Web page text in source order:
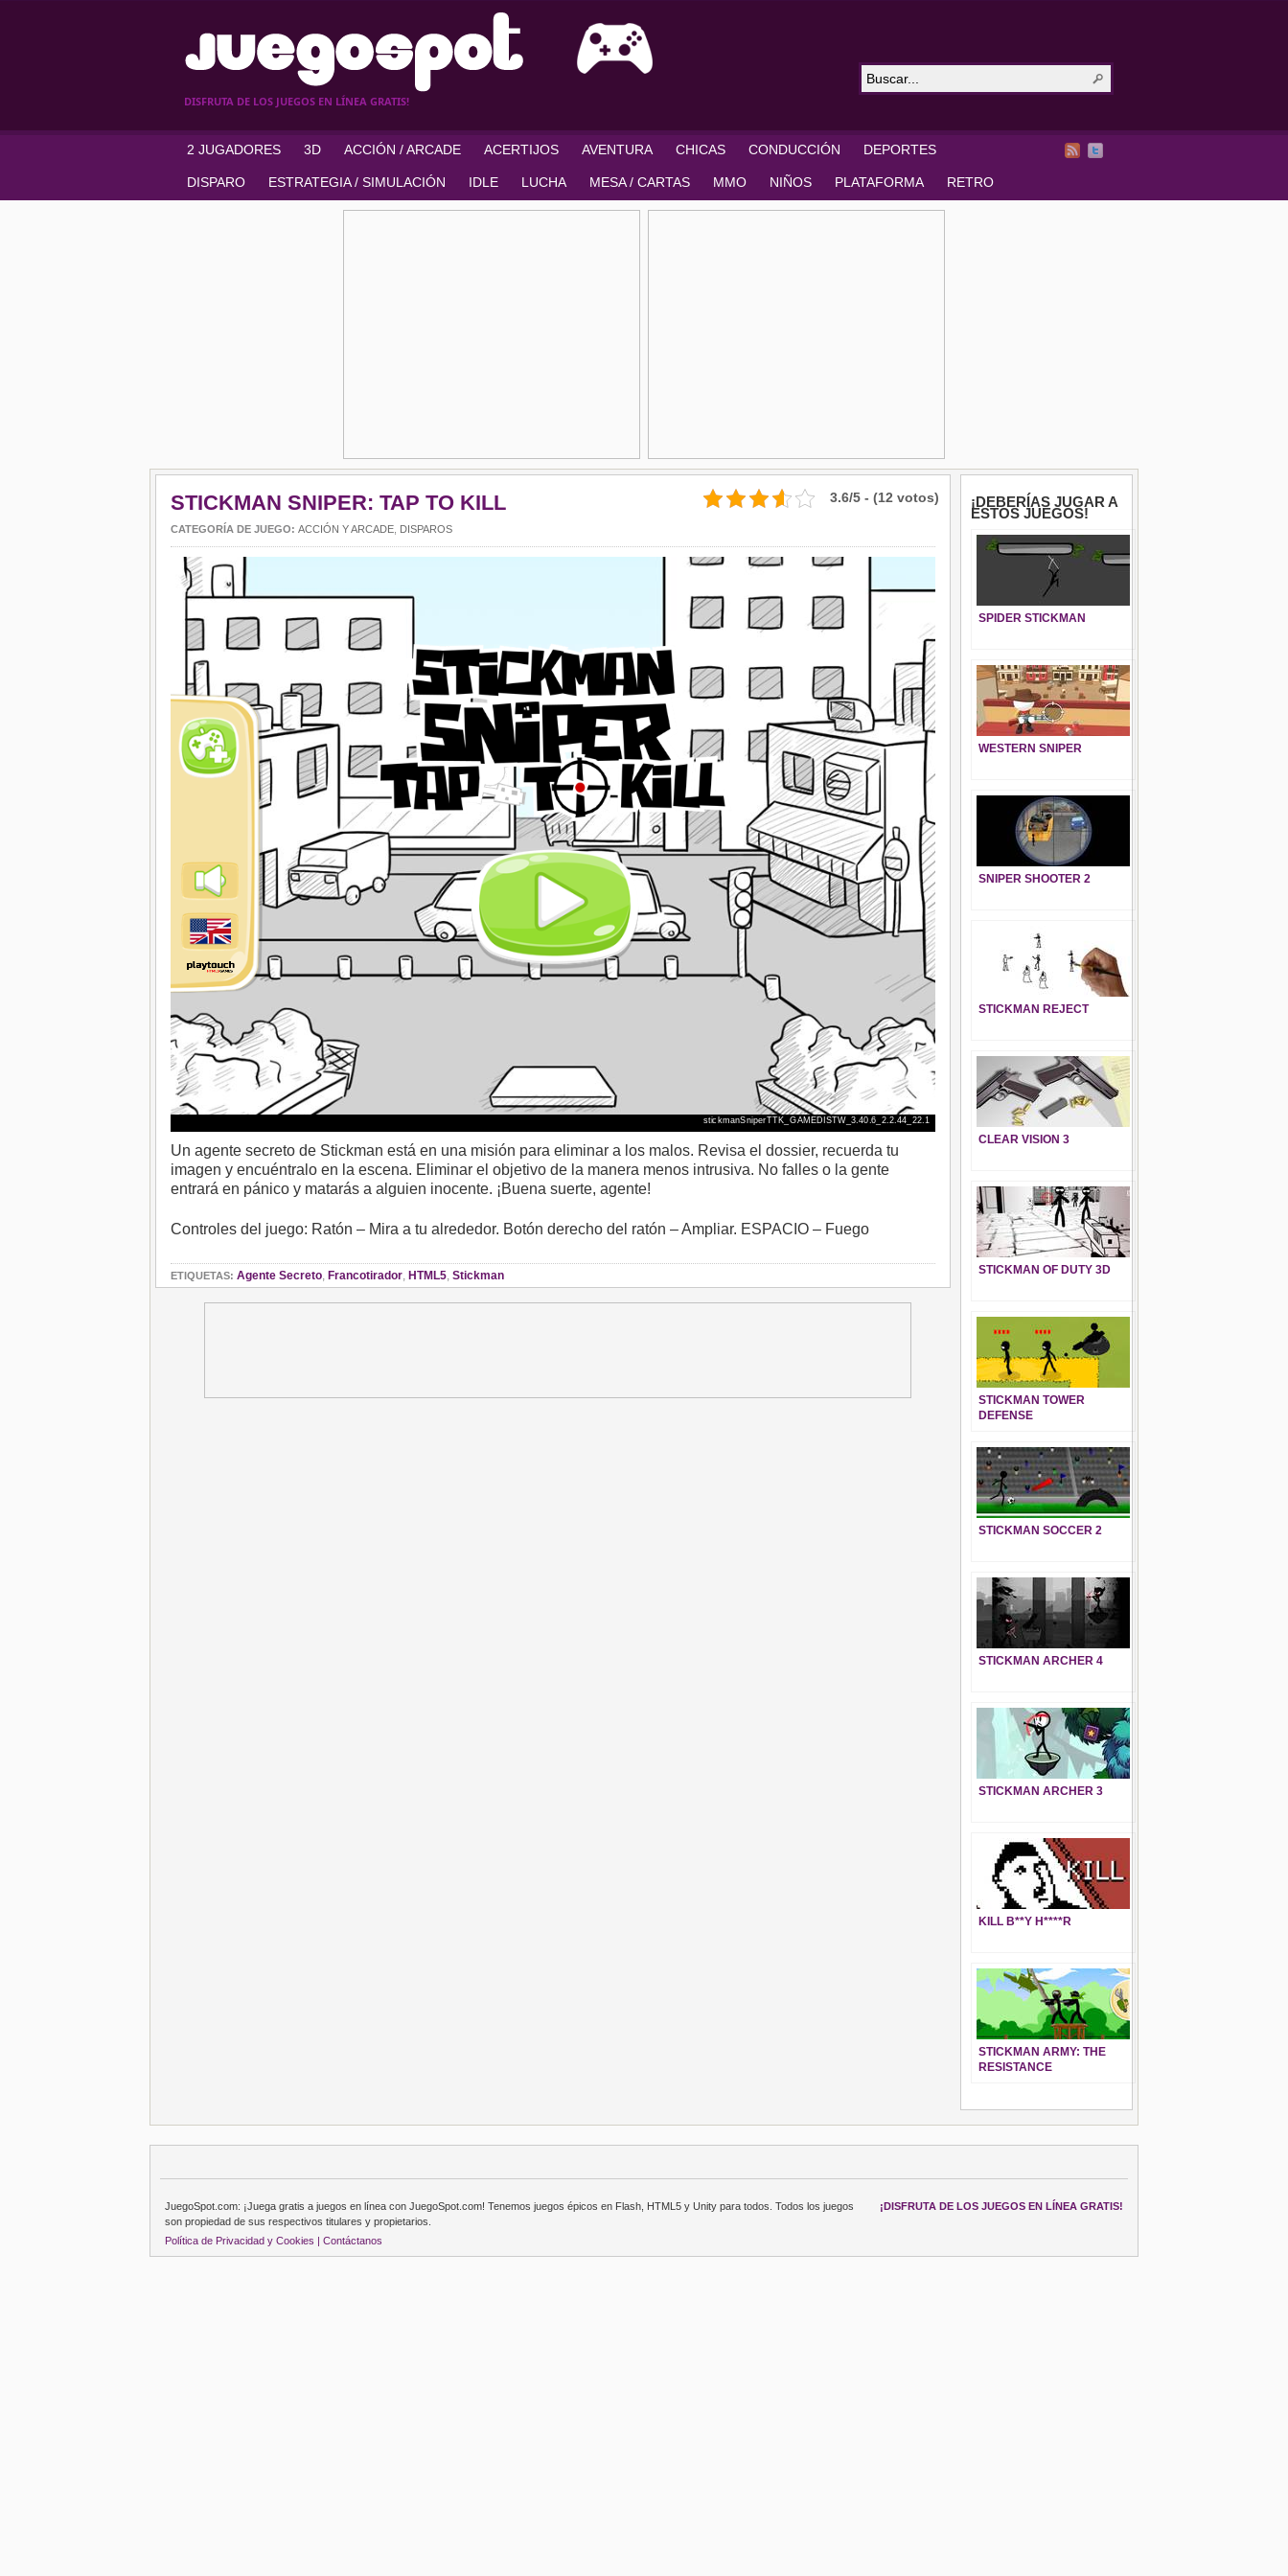
DISFRUTA DE LOS JUEGOS EN LÍNEA GRATIS!
2 JUGADORES 3D ACCIÓN / ARCADE ACERTIJOS AVENTURA CHICAS CONDUCCIÓN DEPORTES
DISPARO ESTRATEGIA / SIMULACIÓN IDLE LUCHA MESA / CARTAS MMO NIÑOS PLATAFORMA RETRO
3.6/5 - (12 votos)
STICKMAN SNIPER: TAP TO KILL
CATEGORÍA DE JUEGO: ACCIÓN Y ARCADE DISPAROS
Un agente secreto de Stickman está en una misión para eliminar a los malos. Revisa el dossier, recuerda tu
imagen y encuéntralo en la escena. Eliminar el objetivo de la manera menos intrusiva. No falles o la gente
entrará en pánico y matarás a alguien inocente. ¡Buena suerte, agente!
Controles del juego: Ratón – Mira a tu alrededor. Botón derecho del ratón – Ampliar. ESPACIO – Fuego
ETIQUETAS: Agente Secreto, Francotirador, HTML5, Stickman
¡DEBERÍAS JUGAR A
ESTOS JUEGOS!
SPIDER STICKMAN
WESTERN SNIPER
SNIPER SHOOTER 2
STICKMAN REJECT
CLEAR VISION 3
STICKMAN OF DUTY 3D
STICKMAN TOWER
DEFENSE
STICKMAN SOCCER 2
STICKMAN ARCHER 4
STICKMAN ARCHER 3
KILL B**Y H****R
STICKMAN ARMY: THE
RESISTANCE
¡DISFRUTA DE LOS JUEGOS EN LÍNEA GRATIS!
JuegoSpot.com: ¡Juega gratis a juegos en línea con JuegoSpot.com! Tenemos juegos épicos en Flash, HTML5 y Unity para todos. Todos los juegos
son propiedad de sus respectivos titulares y propietarios.
Política de Privacidad y Cookies | Contáctanos